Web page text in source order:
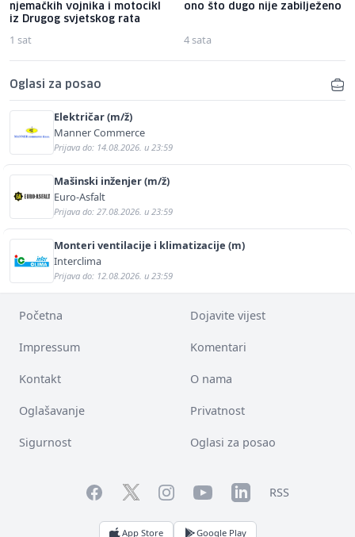
njemačkih vojnika i motocikl
iz Drugog svjetskog rata
1 sat
ono što dugo nije zabilježeno
4 sata
Oglasi za posao
Električar (m/ž)
Manner Commerce
Prijava do: 14.08.2026. u 23:59
Mašinski inženjer (m/ž)
Euro-Asfalt
Prijava do: 27.08.2026. u 23:59
Monteri ventilacije i klimatizacije (m)
Interclima
Prijava do: 12.08.2026. u 23:59
Početna Dojavite vijest
Impressum Komentari
Kontakt O nama
Oglašavanje Privatnost
Sigurnost Oglasi za posao
FacebookTwitterInstagramYouTubeLinkedInRSS
App Store Google Play